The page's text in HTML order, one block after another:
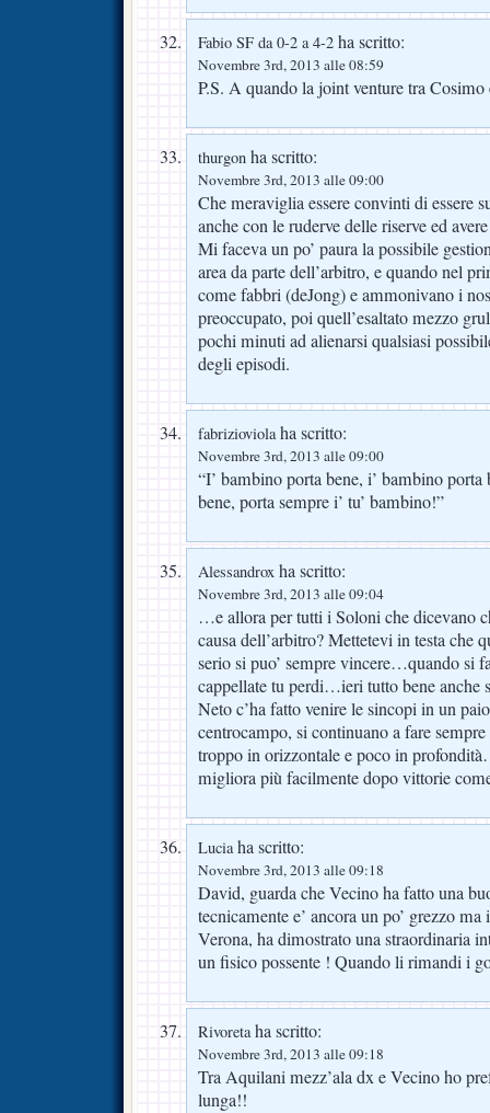
Fabio SF da 0-2 a 4-2 ha scritto:
Novembre 3rd, 2013 alle 08:59
P.S. A quando la joint venture tra
thurgon ha scritto:
Novembre 3rd, 2013 alle 09:00
Che meraviglia essere convinti di essere
anche con le ruderve delle riserve ed
Mi faceva un po’ paura la possibile
area da parte dell’arbitro, e quando nel
come fabbri (deJong) e ammonivano i
preoccupato, poi quell’esaltato mezzo
pochi minuti ad alienarsi qualsiasi
degli episodi.
fabrizioviolaha scritto:
Novembre 3rd, 2013 alle 09:00
“I’ bambino porta bene, i’ bambino
bene, porta sempre i’ tu’ bambino!”
Alessandrox ha scritto:
Novembre 3rd, 2013 alle 09:04
…e allora per tutti i Soloni che dicevano
causa dell’arbitro? Mettetevi in testa che
serio si puo’ sempre vincere…quando si
cappellate tu perdi…ieri tutto bene anche
Neto c’ha fatto venire le sincopi in un
centrocampo, si continuano a fare
troppo in orizzontale e poco in
migliora più facilmente dopo vittorie
Luciaha scritto:
Novembre 3rd, 2013 alle 09:18
David, guarda che Vecino ha fatto una
tecnicamente e’ ancora un po’ grezzo
Verona, ha dimostrato una straordinaria
un fisico possente ! Quando li rimandi i
Rivoretaha scritto:
Novembre 3rd, 2013 alle 09:18
Tra Aquilani mezz’ala dx e Vecino ho
lunga!!